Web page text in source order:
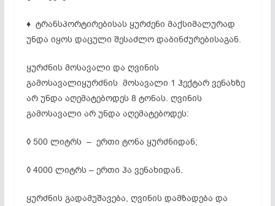
♦ ტრანსპორტირებისას ყურძენი მაქსიმალურად
უნდა იყოს დაცული შესაძლო დაბინძუ­რებისაგან.
ყურძნის მოსავალი და ღვინის
გამოსავალიყურძნის მოსავალი 1 ჰექტარ ვენახზე
არ უნდა აღემატებოდეს 8 ტონას. ღვინის
გამოსავალი არ უნდა აღემატებოდეს:
◊500 ლიტრს – ერთი ტონა ყურძნიდან;
◊4000 ლიტრს – ერთი ჰა ვენახიდან.
ყურძნის გადამუშავება, ღვინის დამზადება და